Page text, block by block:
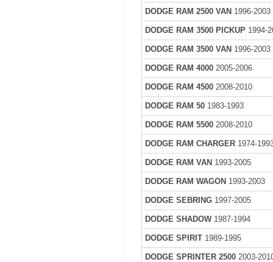
DODGE RAM 2500 VAN 1996-2003
DODGE RAM 3500 PICKUP 1994-
DODGE RAM 3500 VAN 1996-2003
DODGE RAM 4000 2005-2006
DODGE RAM 4500 2008-2010
DODGE RAM 50 1983-1993
DODGE RAM 5500 2008-2010
DODGE RAM CHARGER 1974-
DODGE RAM VAN 1993-2005
DODGE RAM WAGON 1993-2003
DODGE SEBRING 1997-2005
DODGE SHADOW1987-1994
DODGE SPIRIT 1989-1995
DODGE SPRINTER 2500 2003-